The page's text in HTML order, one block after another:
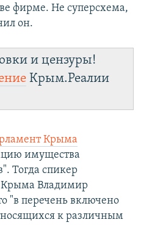
фирме. Не суперсхема,
он.
и цензуры!
Крым.Реалии
Крыма
имущества
Тогда спикер
Крыма Владимир
"в перечень включено
к различным